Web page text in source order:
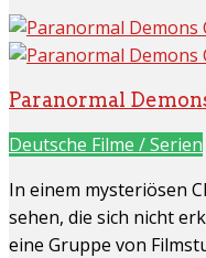
Paranormal
Deutsche Filme / Serien
In einem mysteriösen
sehen, die sich nicht
eine Gruppe von